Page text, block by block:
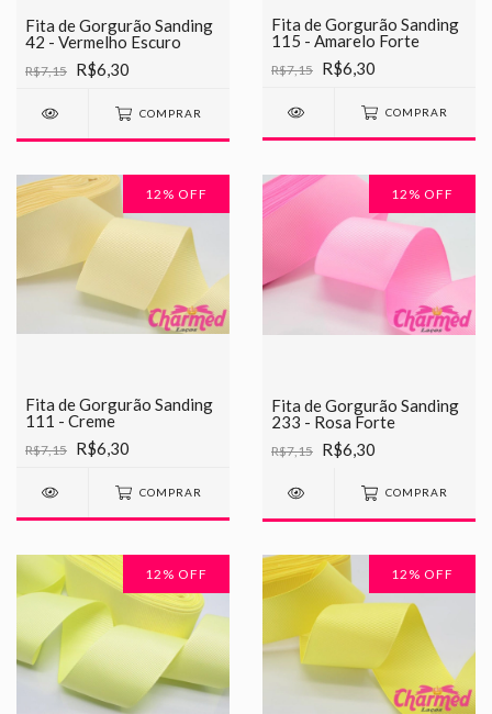
Fita de Gorgurão Sanding
42 - Vermelho Escuro
R$7,15 R$6,30
COMPRAR
Fita de Gorgurão Sanding
115 - Amarelo Forte
R$7,15 R$6,30
COMPRAR
12 % OFF
Fita de Gorgurão Sanding
111 - Creme
R$7,15 R$6,30
COMPRAR
12 % OFF
Fita de Gorgurão Sanding
233 - Rosa Forte
R$7,15 R$6,30
COMPRAR
12 % OFF 12 % OFF